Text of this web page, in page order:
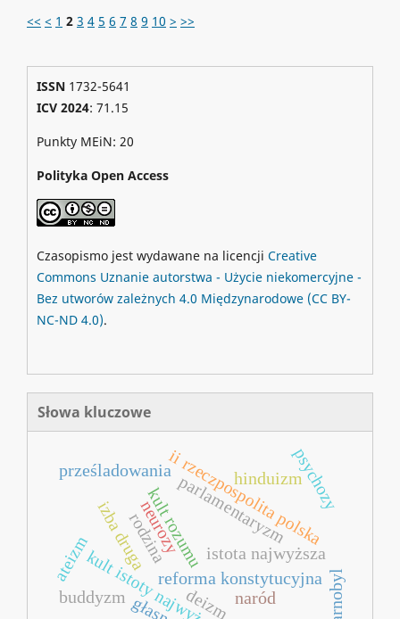
<< < 1 2 3 4 5 6 7 8 9 10 > >>
ISSN1732-5641
ICV 2024: 71.15
Punkty MEiN: 20
Polityka Open Access
Czasopismo jest wydawane na licencji Creative
Commons Uznanie autorstwa - Użycie niekomercyjne -
Bez utworów zależnych 4.0 Międzynarodowe (CC BY-
NC-ND 4.0).
Słowa kluczowe
rodzina
reforma konstytucyjna
istota najwyższa
kult istoty najwyższej
kult rozumu
ii rzeczpospolita polska
izba druga parlamentaryzm
prześladowania hinduizm
buddyzm czarnobyl
deizm
neurozy
psychozy
ateizm
naród